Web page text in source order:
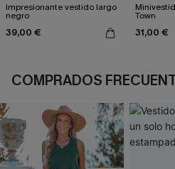
Impresionante vestido largo
negro
39,00 €
Town
31,00 €
COMPRADOS